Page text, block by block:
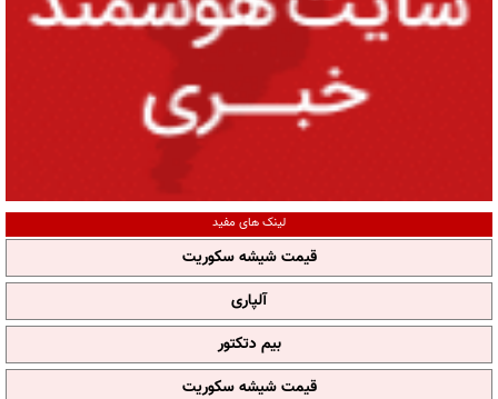
لینک های مفید
قیمت شیشه سکوریت
آلپاری
بیم دتکتور
قیمت شیشه سکوریت